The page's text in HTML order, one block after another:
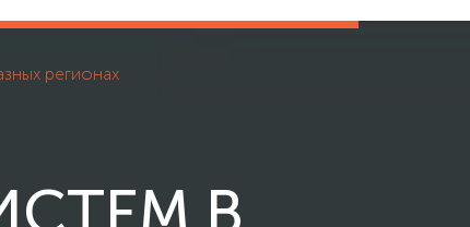
регионах
В